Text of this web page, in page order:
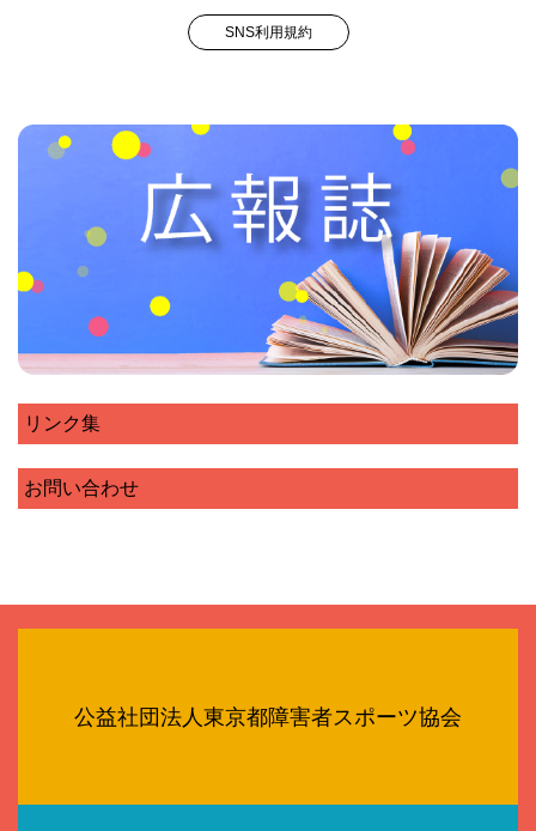
SNS利用規約
リンク集
お問い合わせ
公益社団法人東京都障害者スポーツ協会